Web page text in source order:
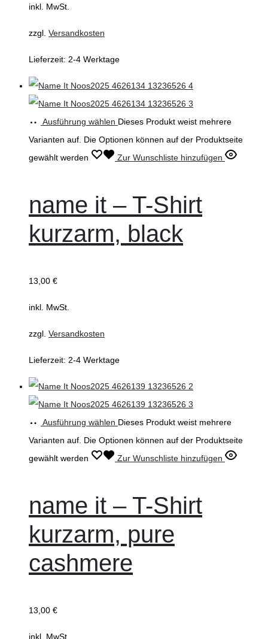
inkl. MwSt.
zzgl. Versandkosten
Lieferzeit: 2-4 Werktage
Ausführung wählen Dieses Produkt weist mehrere
Varianten auf. Die Optionen können auf der Produktseite
gewählt werden
Zur Wunschliste hinzufügen
name it – T-Shirt
kurzarm, black
13,00 €
inkl. MwSt.
zzgl. Versandkosten
Lieferzeit: 2-4 Werktage
Ausführung wählen Dieses Produkt weist mehrere
Varianten auf. Die Optionen können auf der Produktseite
gewählt werden
Zur Wunschliste hinzufügen
name it – T-Shirt
kurzarm, pure
cashmere
13,00 €
inkl. MwSt.